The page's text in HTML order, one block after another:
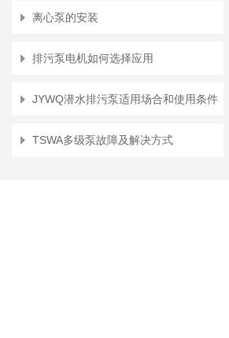
离心泵的安装
排污泵电机如何选择应用
JYWQ潜水排污泵适用场合和使用条件
TSWA多级泵故障及解决方式